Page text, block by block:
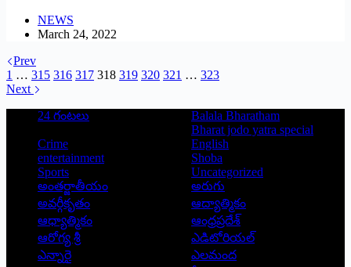
NEWS
March 24, 2022
Prev
1 … 315 316 317 318 319 320 321 … 323
Next
24 గంటలు
Balala Bharatham
Bharat jodo yatra special
Crime
English
entertainment
Shoba
Sports
Uncategorized
అంతర్జాతీయం
అరుగు
అవర్గీకృతం
ఆద్యాత్మికం
ఆధ్యాత్మికం
ఆంధ్రప్రదేశ్
ఆరోగ్య శ్రీ
ఎడిటోరియల్
ఎన్నారై
ఎలమంద